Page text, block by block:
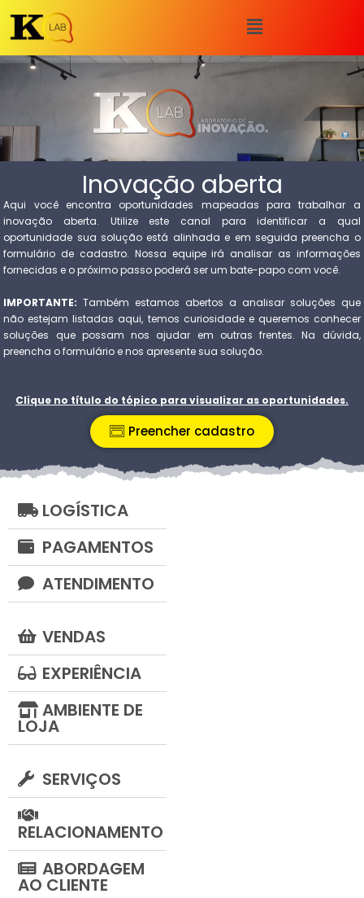
Inovação aberta
Aqui você encontra oportunidades mapeadas para trabalhar a
inovação aberta. Utilize este canal para identificar a qual
oportunidade sua solução está alinhada e em seguida preencha o
formulário de cadastro. Nossa equipe irá analisar as informações
fornecidas e o próximo passo poderá ser um bate-papo com você.
IMPORTANTE: Também estamos abertos a analisar soluções que
não estejam listadas aqui, temos curiosidade e queremos conhecer
soluções que possam nos ajudar em outras frentes. Na dúvida,
preencha o formulário e nos apresente sua solução.
Clique no título do tópico para visualizar as oportunidades.
Preencher cadastro
LOGÍSTICA
PAGAMENTOS
ATENDIMENTO
VENDAS
EXPERIÊNCIA
AMBIENTE DE
LOJA
SERVIÇOS
RELACIONAMENTO
ABORDAGEM
AO CLIENTE